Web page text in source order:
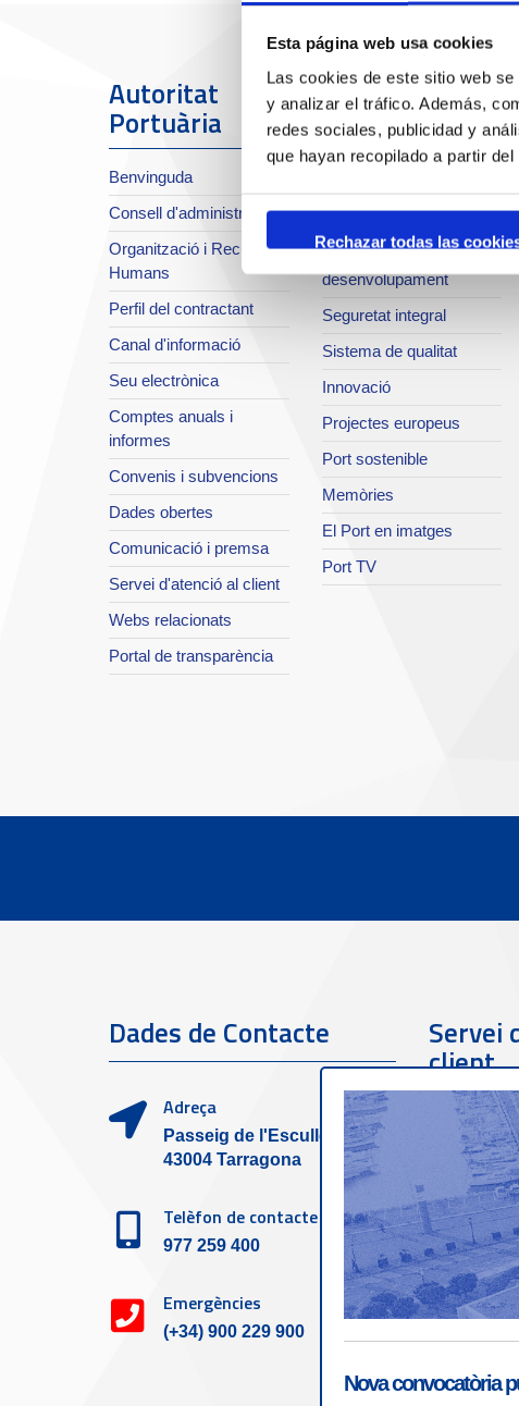
Esta página web usa cookies
Las cookies de este sitio web
y analizar el tráfico. Además,
redes sociales, publicidad y
que hayan recopilado a partir
Rechazar todas las
Autoritat
Portuària
Benvinguda
Consell d'administració
Organització i Recursos
Humans
Perfil del contractant
Canal d'informació
Seu electrònica
Comptes anuals i
informes
Convenis i subvencions
Dades obertes
Comunicació i premsa
Servei d'atenció al client
Webs relacionats
Portal de transparència
El Port
Sobre el Port
Infraestructures en
desenvolupament
Seguretat integral
Sistema de qualitat
Innovació
Projectes europeus
Port sostenible
Memòries
El Port en imatges
Port TV
Dades de Contacte
Adreça
Passeig de l'Escullera s/n,
43004 Tarragona
Telèfon de contacte
977 259 400
Emergències
(+34) 900 229 900
Servei
client
977
Nova convocatòria